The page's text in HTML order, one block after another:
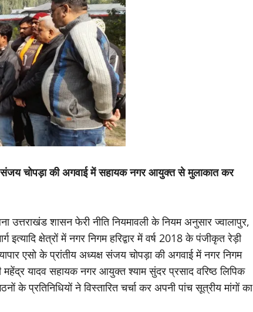
संजय चोपड़ा की अगवाई में सहायक नगर आयुक्त से मुलाकात कर
उत्तराखंड शासन फेरी नीति नियमावली के नियम अनुसार ज्वालापुर,
इत्यादि क्षेत्रों में नगर निगम हरिद्वार में वर्ष 2018 के पंजीकृत रेड़ी
एसो के प्रांतीय अध्यक्ष संजय चोपड़ा की अगवाई में नगर निगम
यादव सहायक नगर आयुक्त श्याम सुंदर प्रसाद वरिष्ठ लिपिक
के प्रतिनिधियों ने विस्तारित चर्चा कर अपनी पांच सूत्रीय मांगों का